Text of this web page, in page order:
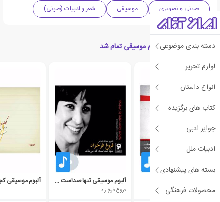
دسته بندی موضوعی
لوازم تحریر
انواع داستان
کتاب های برگزیده
جوایز ادبی
ادبیات ملل
بسته های پیشنهادی
محصولات فرهنگی
صوتی و تصویری موسیقی شعر و ادبیات (صوتی)
محصولات مرتبط با آلبوم موسیقی تمام شد
آلبوم موسیقی تنها صداست که می ماند
فروغ فرخ زاد